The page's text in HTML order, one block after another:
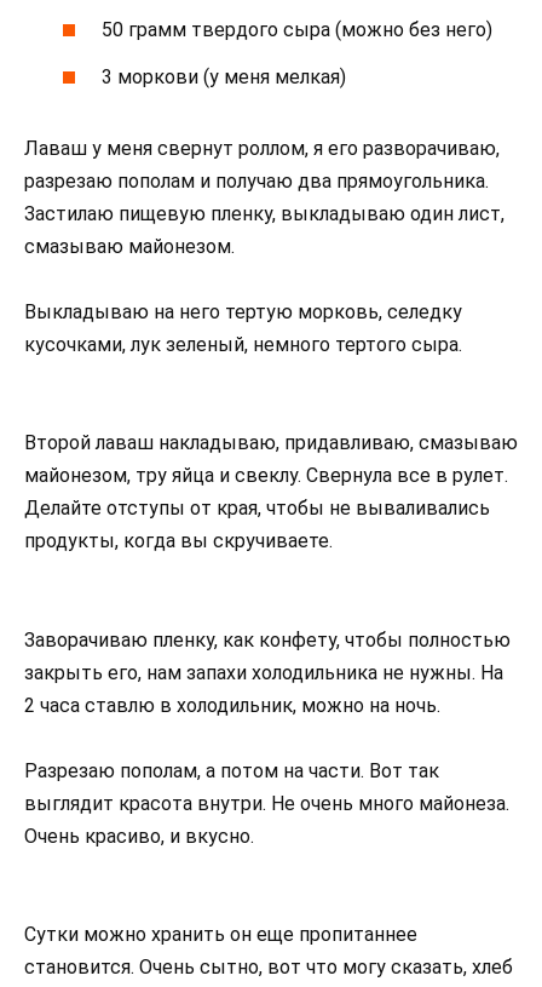
50 грамм твердого сыра (можно без него)
3 моркови (у меня мелкая)
Лаваш у меня свернут роллом, я его разворачиваю,
разрезаю пополам и получаю два прямоугольника.
Застилаю пищевую пленку, выкладываю один лист,
смазываю майонезом.
Выкладываю на него тертую морковь, селедку
кусочками, лук зеленый, немного тертого сыра.
Второй лаваш накладываю, придавливаю, смазываю
майонезом, тру яйца и свеклу. Свернула все в рулет.
Делайте отступы от края, чтобы не вываливались
продукты, когда вы скручиваете.
Заворачиваю пленку, как конфету, чтобы полностью
закрыть его, нам запахи холодильника не нужны. На
2 часа ставлю в холодильник, можно на ночь.
Разрезаю пополам, а потом на части. Вот так
выглядит красота внутри. Не очень много майонеза.
Очень красиво, и вкусно.
Сутки можно хранить он еще пропитаннее
становится. Очень сытно, вот что могу сказать, хлеб